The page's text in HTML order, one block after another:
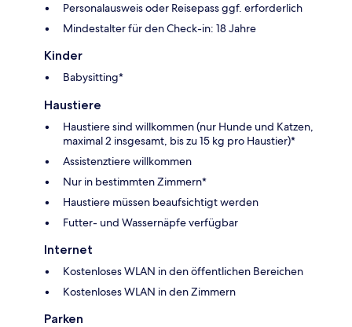
Personalausweis oder Reisepass ggf. erforderlich
Mindestalter für den Check-in: 18 Jahre
Kinder
Babysitting*
Haustiere
Haustiere sind willkommen (nur Hunde und Katzen,
maximal 2 insgesamt, bis zu 15 kg pro Haustier)*
Assistenztiere willkommen
Nur in bestimmten Zimmern*
Haustiere müssen beaufsichtigt werden
Futter- und Wassernäpfe verfügbar
Internet
Kostenloses WLAN in den öffentlichen Bereichen
Kostenloses WLAN in den Zimmern
Parken